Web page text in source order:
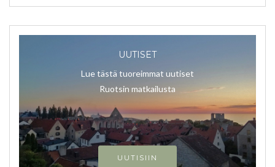
UUTISET
Lue tästä tuoreimmat uutiset
Ruotsin matkailusta
UUTISIIN